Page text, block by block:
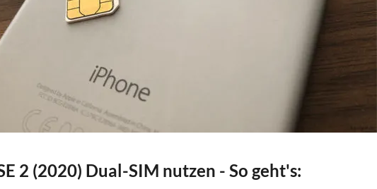
2 (2020) Dual-SIM nutzen - So geht's: